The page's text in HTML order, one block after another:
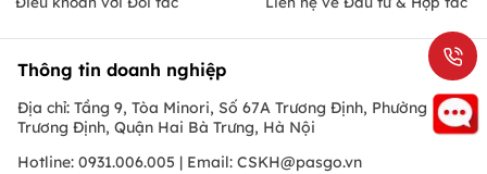
Thông tin doanh nghiệp
Địa chỉ: Tầng 9, Tòa Minori, Số 67A Trương Định, Phường
Trương Định, Quận Hai Bà Trưng, Hà Nội
Hotline: 0931.006.005 | Email: CSKH@pasgo.vn